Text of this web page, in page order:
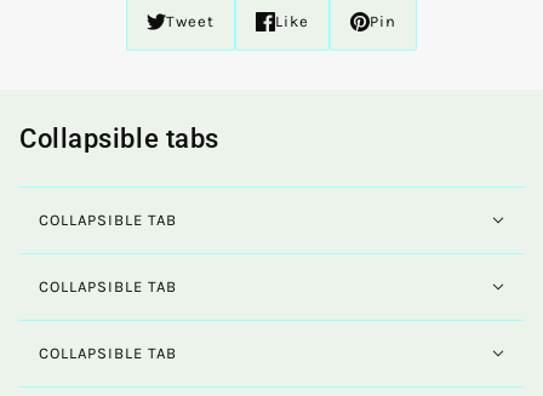
Tweet Like Pin
Collapsible tabs
COLLAPSIBLE TAB
COLLAPSIBLE TAB
COLLAPSIBLE TAB